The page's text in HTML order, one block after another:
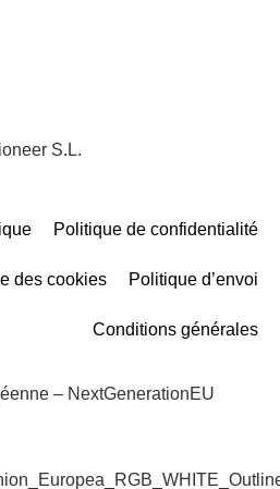
S.L.
Politique de confidentialité
des cookies Politique d’envoi
Conditions générales
– NextGenerationEU